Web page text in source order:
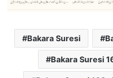
Bakara Suresi
Bakara Suresi